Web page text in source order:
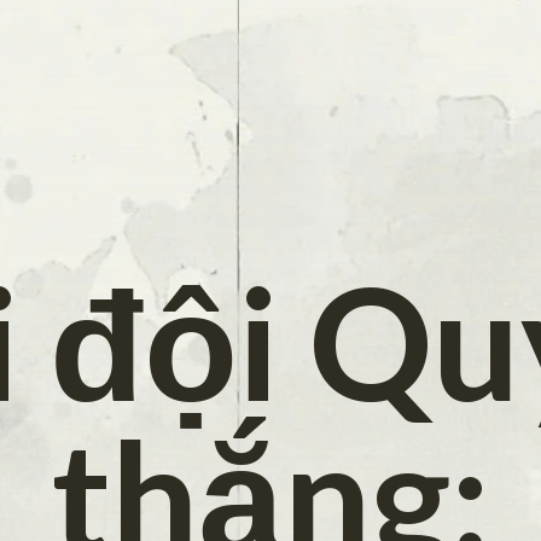
đội
thắng: